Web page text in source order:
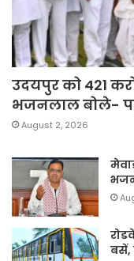
उदयपुर को 421
भजनलाल बोले-
August 2, 2026
बसें,